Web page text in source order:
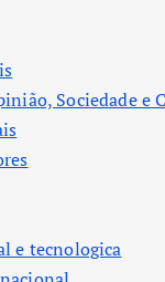
Sociedade e
e tecnologica